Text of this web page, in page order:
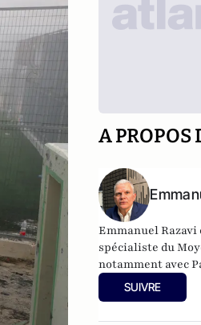
A PROPOS
Emmanuel
spécialiste du
notamment avec
Magazine, Franc-
Internationale,
SUIVRE